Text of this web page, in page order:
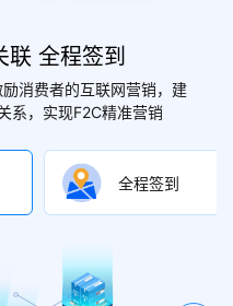
联 全程签到
消费者的互联网营销，建
系，实现F2C精准营销
全程签到